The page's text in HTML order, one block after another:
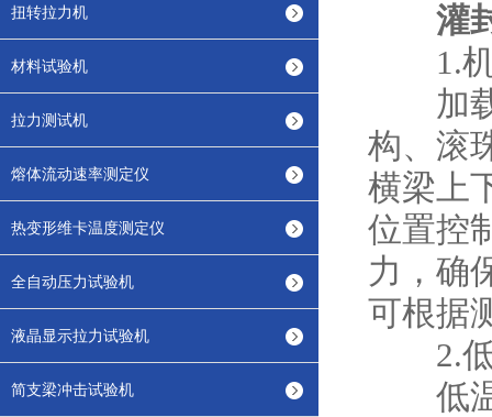
扭转拉力机
材料试验机
拉力测试机
熔体流动速率测定仪
热变形维卡温度测定仪
全自动压力试验机
液晶显示拉力试验机
简支梁冲击试验机
灌
1.机
加载
构、滚
横梁上
位置控
力，确
可根据
2.低
低温